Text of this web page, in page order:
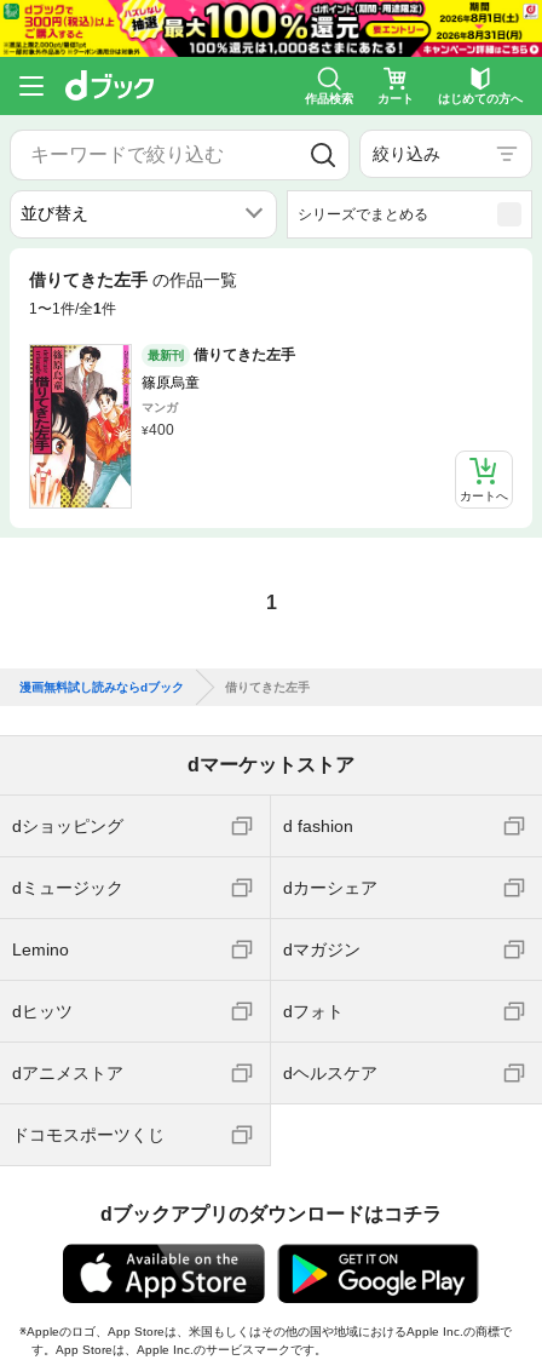
作品検索 カート はじめての方へ
絞り込み
シリーズでまとめる
借りてきた左手 の作品一覧
1〜1件/全1件
最新刊
借りてきた左手
篠原烏童
マンガ
400
カートへ
1
漫画無料試し読みならdブック 借りてきた左手
dマーケットストア
dショッピング d fashion
dミュージック dカーシェア
Lemino dマガジン
dヒッツ dフォト
dアニメストア dヘルスケア
ドコモスポーツくじ
dブックアプリのダウンロードはコチラ
Appleのロゴ、App Storeは、米国もしくはその他の国や地域におけるApple Inc.の商標で
す。App Storeは、Apple Inc.のサービスマークです。